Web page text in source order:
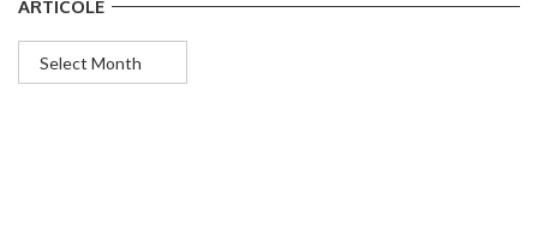
ARTICOLE
Articole